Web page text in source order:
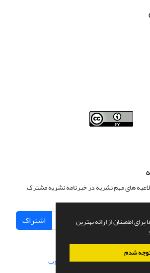
اطمینان از ارائه بهترین
شدم
های مهم نشریه در خبرنامه نشریه مشترک
اشتراک
علمی.طراحی و پیاده سازی از سیناوب